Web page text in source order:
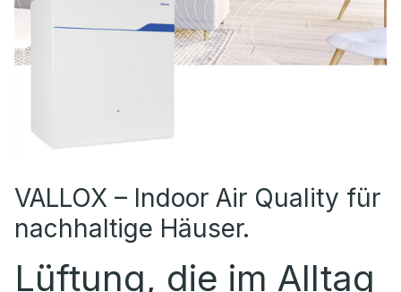
VALLOX – Indoor Air Quality für
nachhaltige Häuser.
Lüftung, die im Alltag